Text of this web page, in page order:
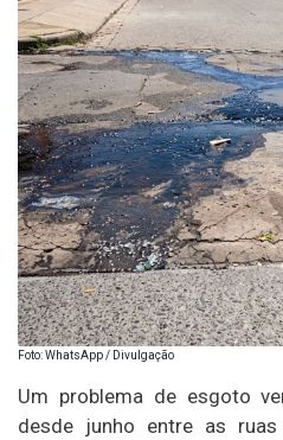
Foto: WhatsApp / Divulgação
Um problema de esgoto
desde junho entre as